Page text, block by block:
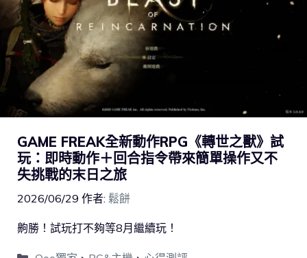
GAME FREAK全新動作RPG《轉世之獸》試
玩：即時動作＋回合指令帶來簡單操作又不
失挑戰的末日之旅
2026/06/29 作者: 鬆餅
齁勝！試玩打不夠等8月繼續玩！